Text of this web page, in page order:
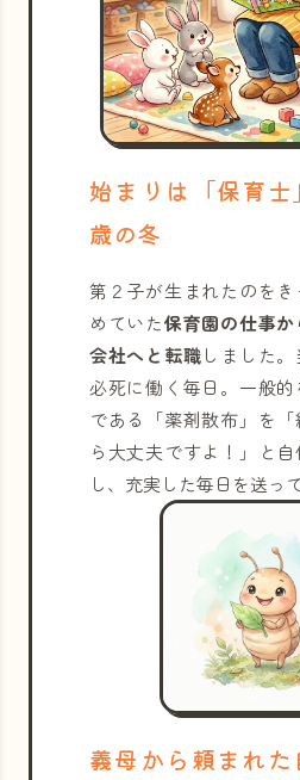
始まりは「保育士
歳の冬
第２子が生まれたのを
めていた保育園の仕事
会社へと転職しました
必死に働く毎日。一般
である「薬剤散布」を
ら大丈夫ですよ！」と
し、充実した毎日を送っ
義母から頼まれ